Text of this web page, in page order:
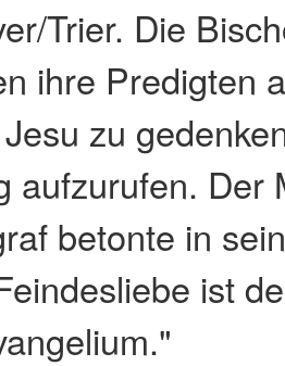
Trier. Die
ihre Predigten
zu
aufzurufen. Der
betonte in
ist